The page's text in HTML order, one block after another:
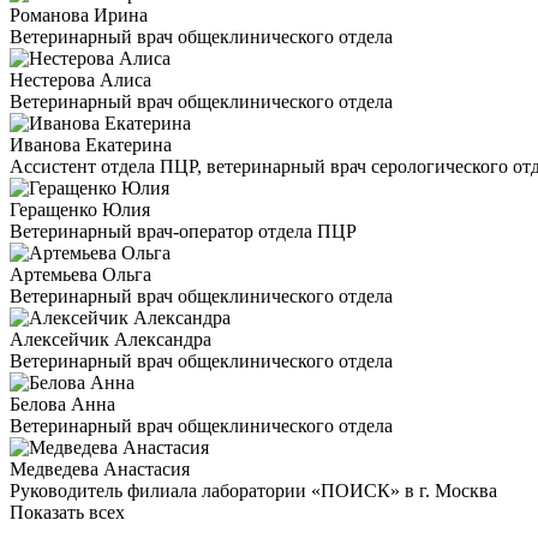
Романова Ирина
Ветеринарный врач общеклинического отдела
Нестерова Алиса
Ветеринарный врач общеклинического отдела
Иванова Екатерина
Ассистент отдела ПЦР, ветеринарный врач серологического
Геращенко Юлия
Ветеринарный врач-оператор отдела ПЦР
Артемьева Ольга
Ветеринарный врач общеклинического отдела
Алексейчик Александра
Ветеринарный врач общеклинического отдела
Белова Анна
Ветеринарный врач общеклинического отдела
Медведева Анастасия
Руководитель филиала лаборатории «ПОИСК» в г. Москва
Показать всех